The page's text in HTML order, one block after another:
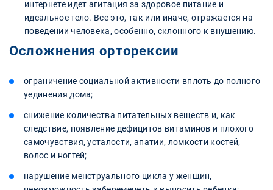
интернете идет агитация за здоровое питание и
идеальное тело. Все это, так или иначе, отражается на
поведении человека, особенно, склонного к внушению.
Осложнения орторексии
ограничение социальной активности вплоть до полного
уединения дома;
снижение количества питательных веществ и, как
следствие, появление дефицитов витаминов и плохого
самочувствия, усталости, апатии, ломкости костей,
волос и ногтей;
нарушение менструального цикла у женщин,